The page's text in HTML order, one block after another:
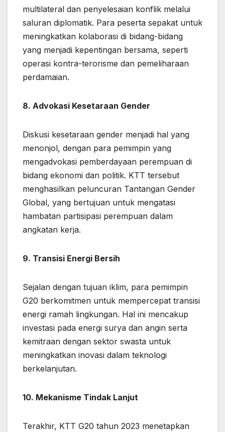
multilateral dan penyelesaian konflik melalui
saluran diplomatik. Para peserta sepakat untuk
meningkatkan kolaborasi di bidang-bidang
yang menjadi kepentingan bersama, seperti
operasi kontra-terorisme dan pemeliharaan
perdamaian.
8. Advokasi Kesetaraan Gender
Diskusi kesetaraan gender menjadi hal yang
menonjol, dengan para pemimpin yang
mengadvokasi pemberdayaan perempuan di
bidang ekonomi dan politik. KTT tersebut
menghasilkan peluncuran Tantangan Gender
Global, yang bertujuan untuk mengatasi
hambatan partisipasi perempuan dalam
angkatan kerja.
9. Transisi Energi Bersih
Sejalan dengan tujuan iklim, para pemimpin
G20 berkomitmen untuk mempercepat transisi
energi ramah lingkungan. Hal ini mencakup
investasi pada energi surya dan angin serta
kemitraan dengan sektor swasta untuk
meningkatkan inovasi dalam teknologi
berkelanjutan.
10. Mekanisme Tindak Lanjut
Terakhir, KTT G20 tahun 2023 menetapkan